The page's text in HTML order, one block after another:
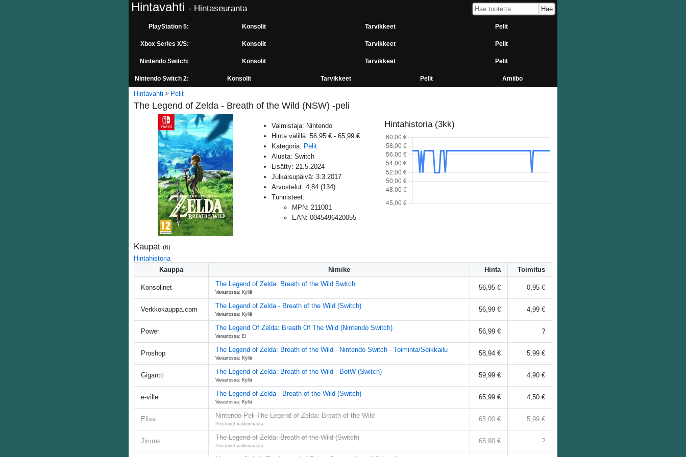
Hintavahti - Hintaseuranta
PlayStation 5: Konsolit Tarvikkeet Pelit
Xbox Series X/S: Konsolit Tarvikkeet Pelit
Nintendo Switch: Konsolit Tarvikkeet Pelit
Nintendo Switch 2: Konsolit Tarvikkeet Pelit Amiibo
Hintavahti Pelit
The Legend of Zelda - Breath of the Wild (NSW) -peli
Valmistaja: Nintendo
Hinta välillä: 56,95 € - 65,99 €
Kategoria: Pelit
Alusta: Switch
Lisätty: 21.5.2024
Julkaisupäivä: 3.3.2017
Arvostelut: 4,84 (134)
Tunnisteet:
MPN: 211001
EAN: 0045496420055
Hintahistoria (3kk)
Kaupat (6)
Hintahistoria
Kauppa
Nimike Hinta Toimitus
Konsolinet The Legend of Zelda: Breath of the Wild Switch
Varastossa: Kyllä
56,95 € 0,95 €
Verkkokauppa.com The Legend of Zelda - Breath of the Wild (Switch)
Varastossa: Kyllä
56,99 € 4,99 €
Power The Legend Of Zelda: Breath Of The Wild (Nintendo Switch)
Varastossa: Ei
56,99 € ?
Proshop The Legend of Zelda: Breath of the Wild - Nintendo Switch - Toiminta/Seikkailu
Varastossa: Kyllä
58,94 € 5,99 €
Gigantti The Legend of Zelda: Breath of the Wild - BotW (Switch)
Varastossa: Kyllä
59,99 € 4,90 €
e-ville The Legend of Zelda - Breath of the Wild (Switch)
Varastossa: Kyllä
65,99 € 4,50 €
Elisa Nintendo Peli The Legend of Zelda: Breath of the Wild
Poistunut valikoimasta
65,00 € 5,99 €
Jimms The Legend of Zelda: Breath of the Wild (Switch)
Poistunut valikoimasta
65,90 € ?